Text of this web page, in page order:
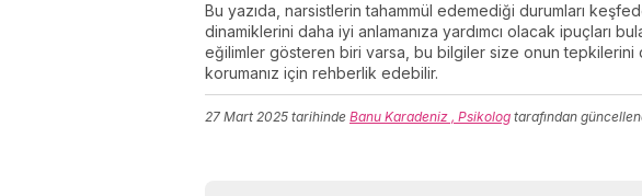
Bu yazıda, narsistlerin tahammül edemediği durumları
dinamiklerini daha iyi anlamanıza yardımcı olacak ipuçları
eğilimler gösteren biri varsa, bu bilgiler size onun tepkilerini
korumanız için rehberlik edebilir.
27 Mart 2025 tarihinde Banu Karadeniz , Psikolog tarafından